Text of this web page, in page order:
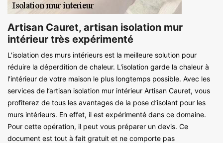
Artisan Cauret, artisan isolation mur
intérieur très expérimenté
L'isolation des murs intérieurs est la meilleure solution pour
réduire la déperdition de chaleur. L'isolation garde la chaleur à
l'intérieur de votre maison le plus longtemps possible. Avec les
services de l’artisan isolation mur intérieur Artisan Cauret, vous
profiterez de tous les avantages de la pose d’isolant pour les
murs intérieurs. En effet, il est expérimenté dans ce domaine.
Pour cette opération, il peut vous préparer un devis. Ce
document est tout à fait gratuit et ne comporte pas